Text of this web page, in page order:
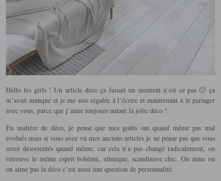
Hello les girls ! Un article déco ça faisait un moment n’est ce pas 🙂 ça
m’avait manqué et je me suis régalée à l’écrire et maintenant à le partager
avec vous, parce que j’aime toujours autant la jolie déco !
En matière de déco, je pense que mes goûts ont quand mêmepas mal
évolués mais si vous avez vu mes anciens articles je ne pense pas que vous
serez désorientés quand même, car cela n’a pas changé radicalement, on
retrouve le même esprit bohème, ethnique, scandinave chic. On aime ou
on aime pas la déco c’est aussi une question de personnalité.